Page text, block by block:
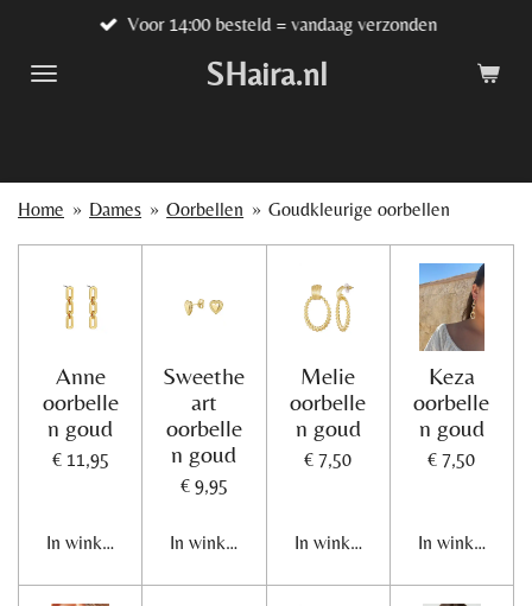
naar
SHaira.nl
Voor 14:00 besteld = vandaag verzonden
Home » Dames » Oorbellen » Goudkleurige oorbellen
Anne
oorbelle
n goud
€ 11,95
In winkelwagen
Sweethe
art
oorbelle
n goud
€ 9,95
In winkelwagen
Melie
oorbelle
n goud
€ 7,50
In winkelwagen
Keza
oorbelle
n goud
€ 7,50
In